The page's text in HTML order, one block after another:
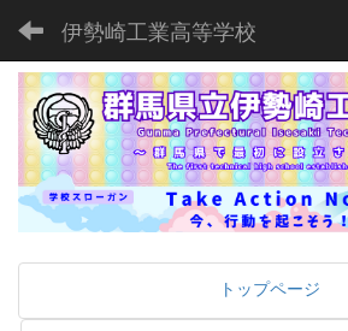
伊勢崎工業高等学校
トップページ